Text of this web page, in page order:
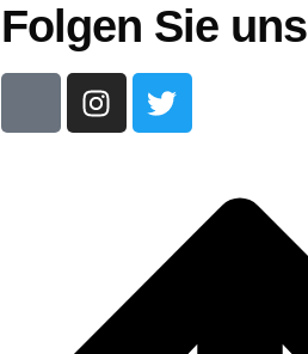
Folgen Sie uns